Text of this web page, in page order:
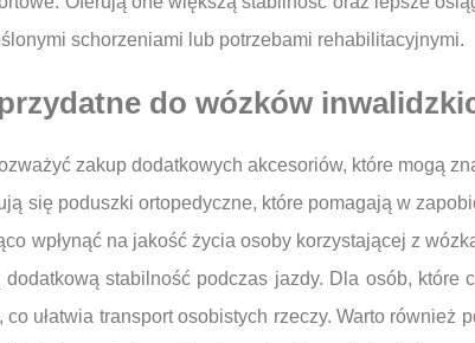
schorzeniami lub potrzebami rehabilitacyjnymi.
do wózków
zakup dodatkowych akcesoriów, które mogą
się poduszki ortopedyczne, które pomagają w
wpłynąć na jakość życia osoby korzystającej z
stabilność podczas jazdy. Dla osób,
ułatwia transport osobistych rzeczy. Warto